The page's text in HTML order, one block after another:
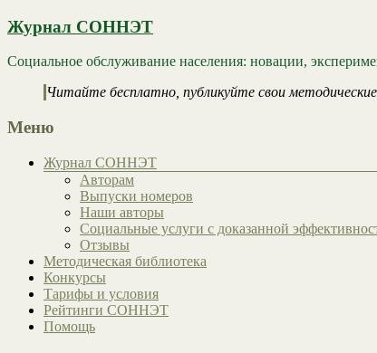
Журнал СОННЭТ
Социальное обслуживание населения: новации,
Читайте бесплатно, публикуйте свои
Меню
Журнал СОННЭТ
Авторам
Выпуски номеров
Наши авторы
Социальные услуги с доказанной
Отзывы
Методическая библиотека
Конкурсы
Тарифы и условия
Рейтинги СОННЭТ
Помощь